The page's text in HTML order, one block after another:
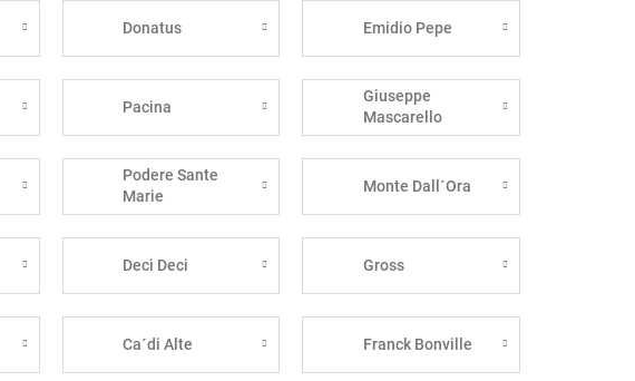
Donatus Emidio Pepe
Pacina
Giuseppe
Mascarello
Podere Sante
Marie
Monte Dall´Ora
Deci Deci Gross
Ca´di Alte Franck Bonville